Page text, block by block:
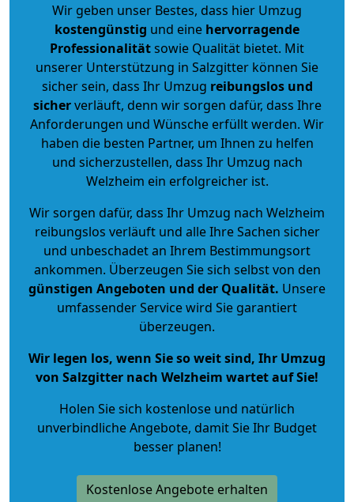
Wir geben unser Bestes, dass hier Umzug
kostengünstig und eine hervorragende
Professionalitätsowie Qualität bietet. Mit
unserer Unterstützung in Salzgitter können Sie
sicher sein, dass Ihr Umzug reibungslos und
sicherverläuft, denn wir sorgen dafür, dass Ihre
Anforderungen und Wünsche erfüllt werden. Wir
haben die besten Partner, um Ihnen zu helfen
und sicherzustellen, dass Ihr Umzug nach
Welzheim ein erfolgreicher ist.
Wir sorgen dafür, dass Ihr Umzug nach Welzheim
reibungslos verläuft und alle Ihre Sachen sicher
und unbeschadet an Ihrem Bestimmungsort
ankommen. Überzeugen Sie sich selbst von den
günstigen Angeboten und der Qualität. Unsere
umfassender Service wird Sie garantiert
überzeugen.
Wir legen los, wenn Sie so weit sind, Ihr Umzug
von Salzgitter nach Welzheim wartet auf Sie!
Holen Sie sich kostenlose und natürlich
unverbindliche Angebote, damit Sie Ihr Budget
besser planen!
Kostenlose Angebote erhalten